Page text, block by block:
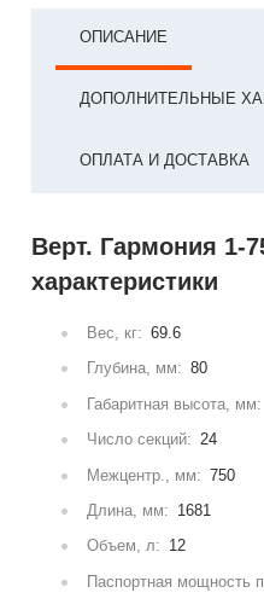
ОПИСАНИЕ
ДОПОЛНИТЕЛЬНЫЕ
ОПЛАТА И ДОСТАВКА
Верт. Гармония 1-
характеристики
Вес, кг: 69.6
Глубина, мм: 80
Габаритная высота, мм:
Число секций: 24
Межцентр., мм: 750
Длина, мм: 1681
Объем, л: 12
Паспортная мощность